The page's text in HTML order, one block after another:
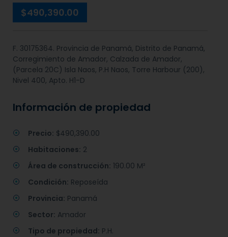
$490,390.00
F. 30175364. Provincia de Panamá, Distrito de Panamá,
Corregimiento de Amador, Calzada de Amador,
(Parcela 20C) Isla Naos, P.H Naos, Torre Harbour (200),
Nivel 400, Apto. H1-D
Información de propiedad
Precio: $490,390.00
Habitaciones: 2
Área de construcción: 190.00 M²
Condición: Reposeída
Provincia: Panamá
Sector: Amador
Tipo de propiedad: P.H.